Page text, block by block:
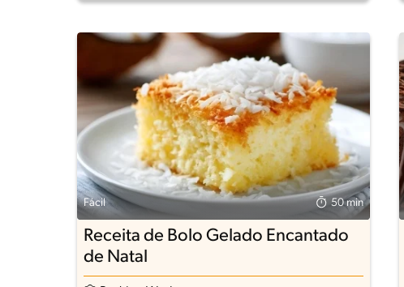
Fácil 50 min
Receita de Bolo Gelado Encantado
de Natal